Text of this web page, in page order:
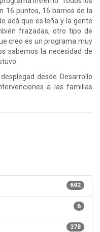
16 puntos, 16 barrios de la
acá que es leña y la gente
frazadas, otro tipo de
creo es un programa muy
sabemos la necesidad de
desde Desarrollo
a las familias
692
6
378